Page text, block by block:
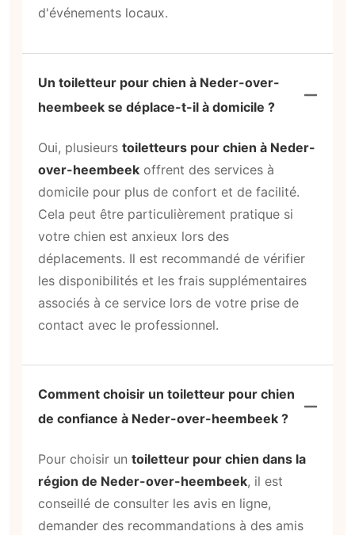
d'événements locaux.
Un toiletteur pour chien à Neder-over-
heembeek se déplace-t-il à domicile ?
Oui, plusieurs toiletteurs pour chien à Neder-
over-heembeek offrent des services à
domicile pour plus de confort et de facilité.
Cela peut être particulièrement pratique si
votre chien est anxieux lors des
déplacements. Il est recommandé de vérifier
les disponibilités et les frais supplémentaires
associés à ce service lors de votre prise de
contact avec le professionnel.
Comment choisir un toiletteur pour chien
de confiance à Neder-over-heembeek ?
Pour choisir un toiletteur pour chien dans la
région de Neder-over-heembeek, il est
conseillé de consulter les avis en ligne,
demander des recommandations à des amis